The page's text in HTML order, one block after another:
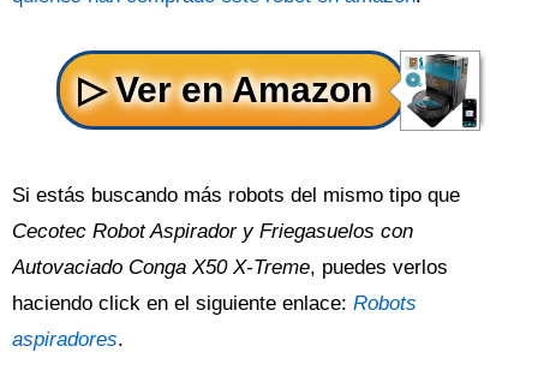
Si estás buscando más robots del mismo tipo que
Cecotec Robot Aspirador y Friegasuelos con
Autovaciado Conga X50 X-Treme, puedes verlos
haciendo click en el siguiente enlace: Robots
aspiradores.